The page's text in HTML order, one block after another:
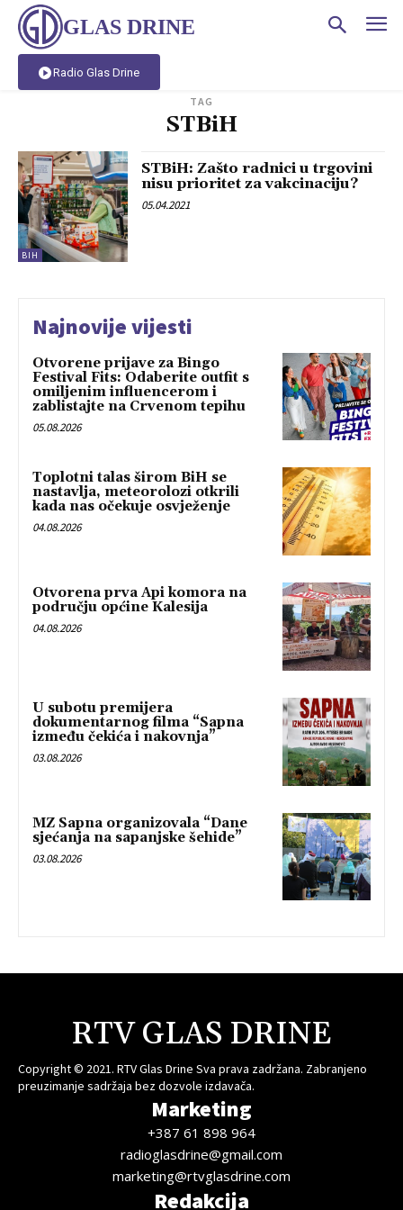
GLAS DRINE
Radio Glas Drine
TAG
STBiH
BIH
STBiH: Zašto radnici u trgovini
nisu prioritet za vakcinaciju?
05.04.2021
Najnovije vijesti
Otvorene prijave za Bingo
Festival Fits: Odaberite outfit s
omiljenim influencerom i
zablistajte na Crvenom tepihu
05.08.2026
Toplotni talas širom BiH se
nastavlja, meteorolozi otkrili
kada nas očekuje osvježenje
04.08.2026
Otvorena prva Api komora na
području općine Kalesija
04.08.2026
U subotu premijera
dokumentarnog filma “Sapna
između čekića i nakovnja”
03.08.2026
MZ Sapna organizovala “Dane
sjećanja na sapanjske šehide”
03.08.2026
RTV GLAS DRINE
Copyright © 2021. RTV Glas Drine Sva prava zadržana. Zabranjeno
preuzimanje sadržaja bez dozvole izdavača.
Marketing
+387 61 898 964
radioglasdrine@gmail.com
marketing@rtvglasdrine.com
Redakcija